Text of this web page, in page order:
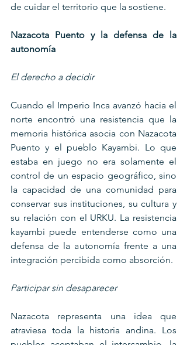
de cuidar el territorio que la sostiene.
Nazacota Puento y la defensa de la
autonomía
El derecho a decidir
Cuando el Imperio Inca avanzó hacia el
norte encontró una resistencia que la
memoria histórica asocia con Nazacota
Puento y el pueblo Kayambi. Lo que
estaba en juego no era solamente el
control de un espacio geográfico, sino
la capacidad de una comunidad para
conservar sus instituciones, su cultura y
su relación con el URKU. La resistencia
kayambi puede entenderse como una
defensa de la autonomía frente a una
integración percibida como absorción.
Participar sin desaparecer
Nazacota representa una idea que
atraviesa toda la historia andina. Los